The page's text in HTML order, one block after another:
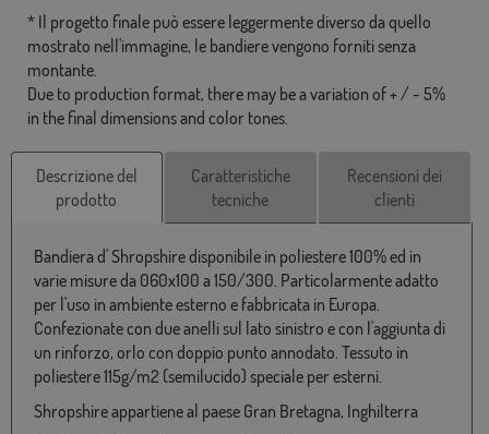
* Il progetto finale può essere leggermente diverso da quello
mostrato nell'immagine, le bandiere vengono forniti senza
montante.
Due to production format, there may be a variation of + / - 5%
in the final dimensions and color tones.
Descrizione del
prodotto
Caratteristiche
tecniche
Recensioni dei
clienti
Bandiera d' Shropshire disponibile in poliestere 100% ed in
varie misure da 060x100 a 150/300. Particolarmente adatto
per l'uso in ambiente esterno e fabbricata in Europa.
Confezionate con due anelli sul lato sinistro e con l'aggiunta di
un rinforzo, orlo con doppio punto annodato. Tessuto in
poliestere 115g/m2 (semilucido) speciale per esterni.
Shropshire appartiene al paese Gran Bretagna, Inghilterra